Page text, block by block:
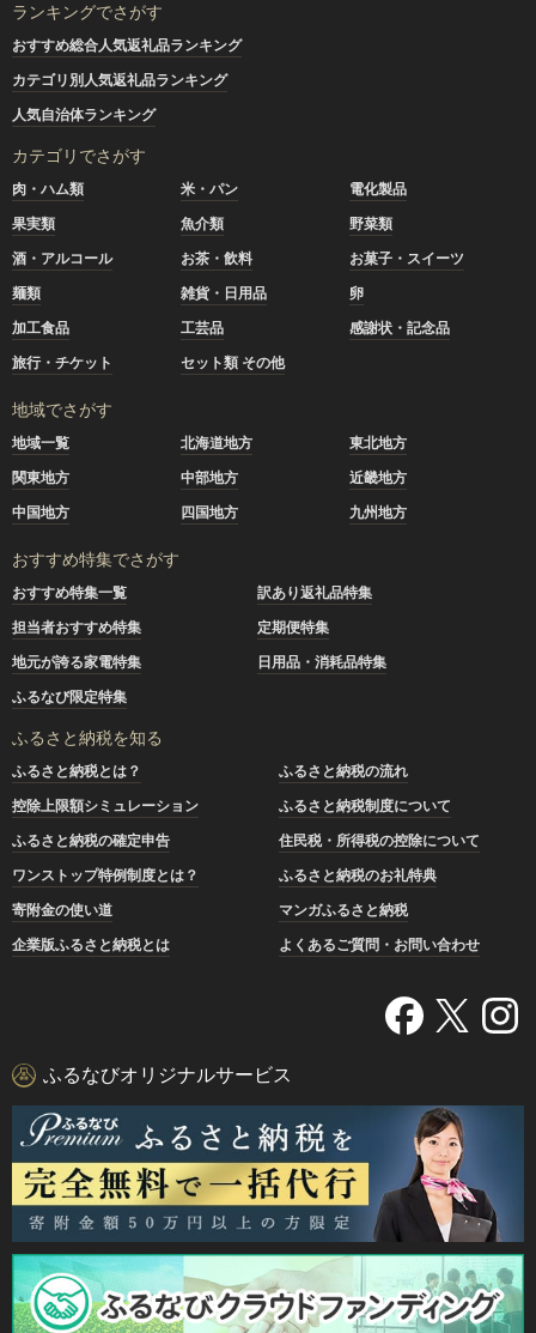
ランキングでさがす
おすすめ総合人気返礼品ランキング
カテゴリ別人気返礼品ランキング
人気自治体ランキング
カテゴリでさがす
肉・ハム類 米・パン
電化製品
果実類
魚介類
野菜類
酒・アルコール
お茶・飲料
お菓子・スイーツ
麺類
雑貨・日用品
卵
加工食品
工芸品
感謝状・記念品
旅行・チケット
セット類 その他
地域でさがす
地域一覧 北海道地方
東北地方
関東地方
中部地方
近畿地方
中国地方
四国地方 九州地方
おすすめ特集でさがす
おすすめ特集一覧
訳あり返礼品特集
担当者おすすめ特集
定期便特集
地元が誇る家電特集
日用品・消耗品特集
ふるなび限定特集
ふるさと納税を知る
ふるさと納税とは？
ふるさと納税の流れ
控除上限額シミュレーション
ふるさと納税制度について
ふるさと納税の確定申告
住民税・所得税の控除について
ワンストップ特例制度とは？
ふるさと納税のお礼特典
寄附金の使い道
マンガふるさと納税
企業版ふるさと納税とは
よくあるご質問・お問い合わせ
ふるなびオリジナルサービス